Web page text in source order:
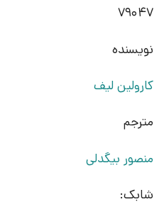
79047
نویسنده
کارولین لیف
مترجم
منصور بیگدلی
شابک: